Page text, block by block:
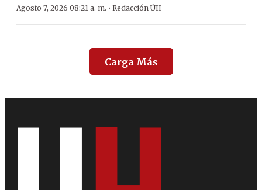
Agosto 7, 2026 08:21 a. m. · Redacción ÚH
Carga Más